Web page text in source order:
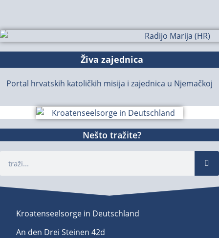
Živa zajednica
Portal hrvatskih katoličkih misija i zajednica u Njemačkoj
Nešto tražite?
Kroatenseelsorge in Deutschland
An den Drei Steinen 42d